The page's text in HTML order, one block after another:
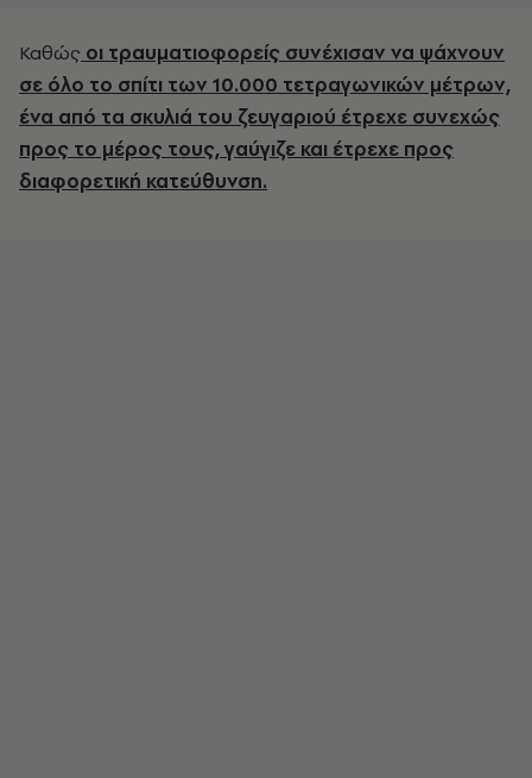
Καθώς οι τραυματιοφορείς συνέχισαν να ψάχνουν
σε όλο το σπίτι των 10.000 τετραγωνικών μέτρων,
ένα από τα σκυλιά του ζευγαριού έτρεχε συνεχώς
προς το μέρος τους, γαύγιζε και έτρεχε προς
διαφορετική κατεύθυνση.